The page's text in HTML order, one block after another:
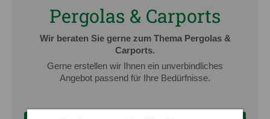
Pergolas & Carports
Wir beraten Sie gerne zum Thema Pergolas &
Carports.
Gerne erstellen wir Ihnen ein unverbindliches
Angebot passend für Ihre Bedürfnisse.